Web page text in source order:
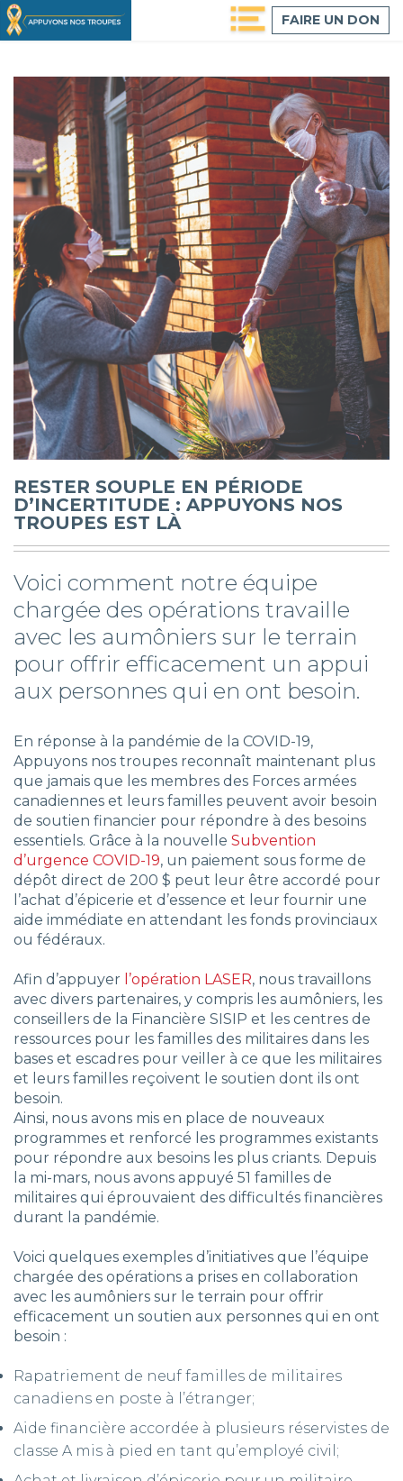
Passer
au
FAIRE UN DON
RESTER SOUPLE EN PÉRIODE
D’INCERTITUDE : APPUYONS NOS
TROUPES EST LÀ
Voici comment notre équipe
chargée des opérations travaille
avec les aumôniers sur le terrain
pour offrir efficacement un appui
aux personnes qui en ont besoin.
En réponse à la pandémie de la COVID-19,
Appuyons nos troupes reconnaît maintenant plus
que jamais que les membres des Forces armées
canadiennes et leurs familles peuvent avoir besoin
de soutien financier pour répondre à des besoins
essentiels. Grâce à la nouvelle Subvention
d’urgence COVID-19, un paiement sous forme de
dépôt direct de 200 $ peut leur être accordé pour
l’achat d’épicerie et d’essence et leur fournir une
aide immédiate en attendant les fonds provinciaux
ou fédéraux.
Afin d’appuyer l’opération LASER, nous travaillons
avec divers partenaires, y compris les aumôniers, les
conseillers de la Financière SISIP et les centres de
ressources pour les familles des militaires dans les
bases et escadres pour veiller à ce que les militaires
et leurs familles reçoivent le soutien dont ils ont
besoin.
Ainsi, nous avons mis en place de nouveaux
programmes et renforcé les programmes existants
pour répondre aux besoins les plus criants. Depuis
la mi-mars, nous avons appuyé 51 familles de
militaires qui éprouvaient des difficultés financières
durant la pandémie.
Voici quelques exemples d’initiatives que l’équipe
chargée des opérations a prises en collaboration
avec les aumôniers sur le terrain pour offrir
efficacement un soutien aux personnes qui en ont
besoin :
Rapatriement de neuf familles de militaires
canadiens en poste à l’étranger;
Aide financière accordée à plusieurs réservistes de
classe A mis à pied en tant qu’employé civil;